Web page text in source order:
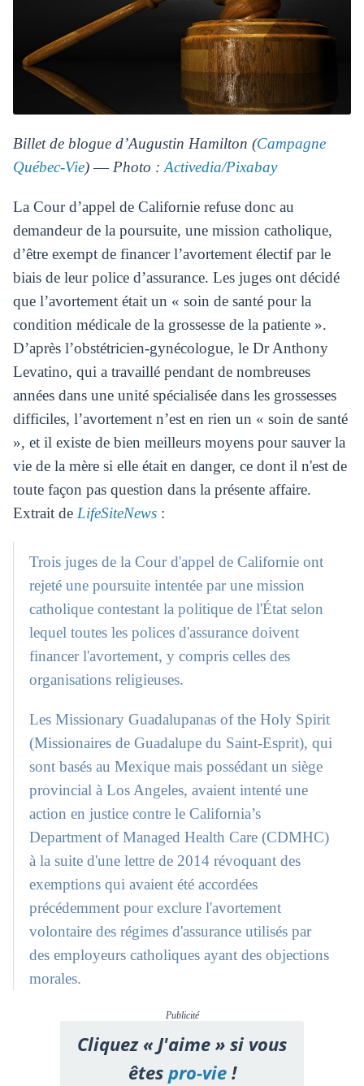
Billet de blogue d’Augustin Hamilton (Campagne
Québec-Vie) ― Photo : Activedia/Pixabay
La Cour d’appel de Californie refuse donc au
demandeur de la poursuite, une mission catholique,
d’être exempt de financer l’avortement électif par le
biais de leur police d’assurance. Les juges ont décidé
que l’avortement était un « soin de santé pour la
condition médicale de la grossesse de la patiente ».
D’après l’obstétricien-gynécologue, le Dr Anthony
Levatino, qui a travaillé pendant de nombreuses
années dans une unité spécialisée dans les grossesses
difficiles, l’avortement n’est en rien un « soin de santé
», et il existe de bien meilleurs moyens pour sauver la
vie de la mère si elle était en danger, ce dont il n'est de
toute façon pas question dans la présente affaire.
Extrait de LifeSiteNews :
Trois juges de la Cour d'appel de Californie ont
rejeté une poursuite intentée par une mission
catholique contestant la politique de l'État selon
lequel toutes les polices d'assurance doivent
financer l'avortement, y compris celles des
organisations religieuses.
Les Missionary Guadalupanas of the Holy Spirit
(Missionaires de Guadalupe du Saint-Esprit), qui
sont basés au Mexique mais possédant un siège
provincial à Los Angeles, avaient intenté une
action en justice contre le California’s
Department of Managed Health Care (CDMHC)
à la suite d'une lettre de 2014 révoquant des
exemptions qui avaient été accordées
précédemment pour exclure l'avortement
volontaire des régimes d'assurance utilisés par
des employeurs catholiques ayant des objections
morales.
Publicité
Cliquez « J'aime » si vous
êtespro-vie!